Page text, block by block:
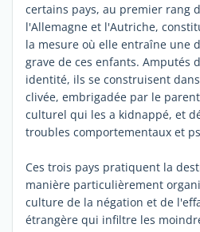
certains pays, au premier rang
l'Allemagne et l'Autriche,
la mesure où elle entraîne une
grave de ces enfants. Amputés
identité, ils se construisent
clivée, embrigadée par le
culturel qui les a kidnappé, et
troubles comportementaux et
Ces trois pays pratiquent la
manière particulièrement
culture de la négation et de
étrangère qui infiltre les